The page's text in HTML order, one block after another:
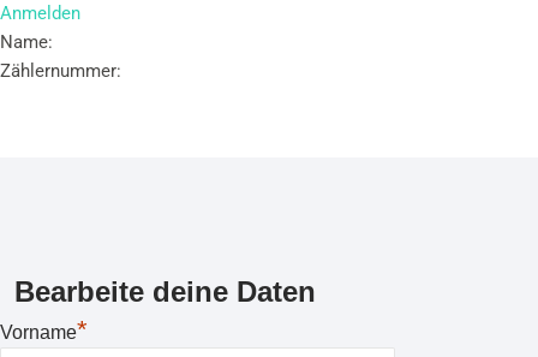
Anmelden
Name:
Zählernummer:
Bearbeite deine Daten
Vorname*